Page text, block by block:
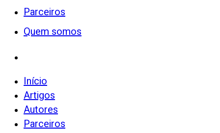
Parceiros
Quem somos
Início
Artigos
Autores
Parceiros